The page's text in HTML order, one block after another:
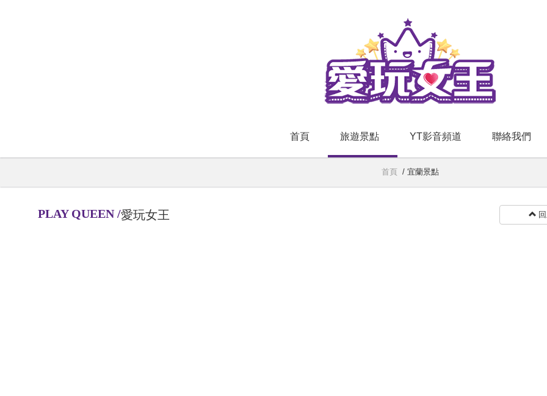
首頁 旅遊景點 YT影音頻道 聯絡我們
首頁 / 宜蘭景點
PLAY QUEEN/愛玩女王